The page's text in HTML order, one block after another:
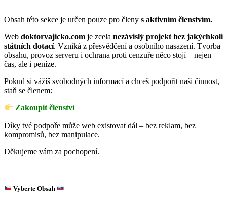
MŮJ ÚČET
Obnova Hesla
Obsah této sekce je určen pouze pro členy s aktivním členstvím.
Web doktorvajicko.com je zcela nezávislý projekt bez jakýchkoli
státních dotací. Vzniká z přesvědčení a osobního nasazení. Tvorba
obsahu, provoz serveru i ochrana proti cenzuře něco stojí – nejen
čas, ale i peníze.
Pokud si vážíš svobodných informací a chceš podpořit naši činnost,
staň se členem:
Zakoupit členství
Díky tvé podpoře může web existovat dál – bez reklam, bez
kompromisů, bez manipulace.
Děkujeme vám za pochopení.
Vyberte Obsah